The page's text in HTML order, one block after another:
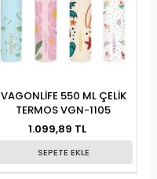
VAGONLİFE 550 ML ÇELİK
TERMOS VGN-1105
1.099,89 TL
SEPETE EKLE